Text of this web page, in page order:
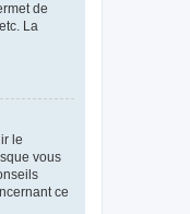
de
La
le
vous
ce